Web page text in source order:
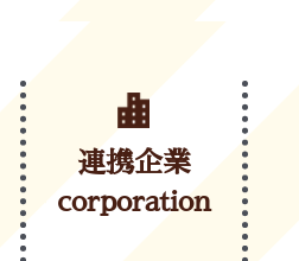
連携企業
corporation